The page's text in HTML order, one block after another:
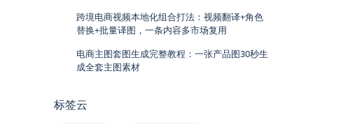
跨境电商视频本地化组合打法：视频翻译+角色
替换+批量译图，一条内容多市场复用
电商主图套图生成完整教程：一张产品图30秒生
成全套主图素材
标签云